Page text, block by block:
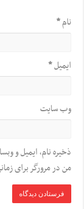
نام*
ایمیل*
وب‌ سایت
ذخیره نام، ایمیل و
من در مرورگر برای